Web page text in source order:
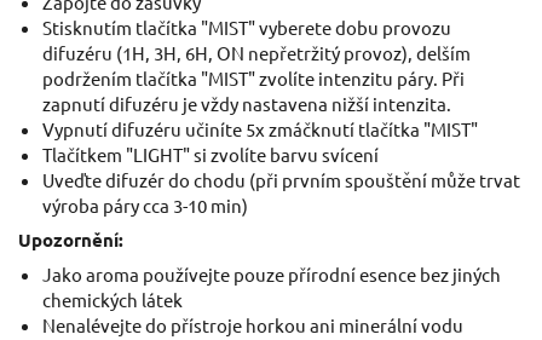
Stisknutím tlačítka "MIST" vyberete dobu provozu
difuzéru (1H, 3H, 6H, ON nepřetržitý provoz), delším
podržením tlačítka "MIST" zvolíte intenzitu páry. Při
zapnutí difuzéru je vždy nastavena nižší intenzita.
Vypnutí difuzéru učiníte 5x zmáčknutí tlačítka "MIST"
Tlačítkem "LIGHT" si zvolíte barvu svícení
Uveďte difuzér do chodu (při prvním spouštění může trvat
výroba páry cca 3-10 min)
Upozornění:
Jako aroma používejte pouze přírodní esence bez jiných
chemických látek
Nenalévejte do přístroje horkou ani minerální vodu